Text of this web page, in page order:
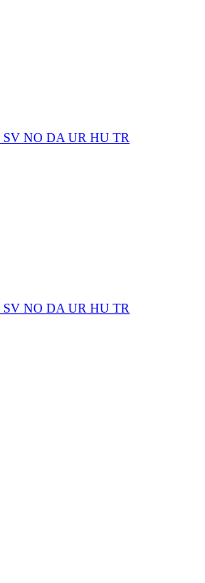
SV NO DA UR HU TR
SV NO DA UR HU TR